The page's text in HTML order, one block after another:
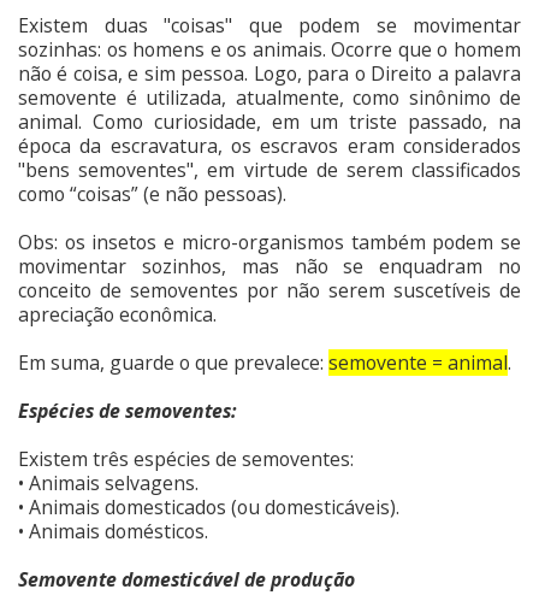
Existem duas "coisas" que podem se movimentar
sozinhas: os homens e os animais. Ocorre que o homem
não é coisa, e sim pessoa. Logo, para o Direito a palavra
semovente é utilizada, atualmente, como sinônimo de
animal. Como curiosidade, em um triste passado, na
época da escravatura, os escravos eram considerados
"bens semoventes", em virtude de serem classificados
como “coisas” (e não pessoas).
Obs: os insetos e micro-organismos também podem se
movimentar sozinhos, mas não se enquadram no
conceito de semoventes por não serem suscetíveis de
apreciação econômica.
Em suma, guarde o que prevalece: semovente = animal.
Espécies de semoventes:
Existem três espécies de semoventes:
• Animais selvagens.
• Animais domesticados (ou domesticáveis).
• Animais domésticos.
Semovente domesticável de produção